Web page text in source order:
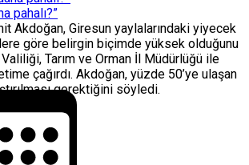
pahalı?”
Akdoğan, Giresun yaylalarındaki yiyecek
göre belirgin biçimde yüksek olduğunu
Tarım ve Orman İl Müdürlüğü ile
çağırdı. Akdoğan, yüzde 50’ye ulaşan
gerektiğini söyledi.